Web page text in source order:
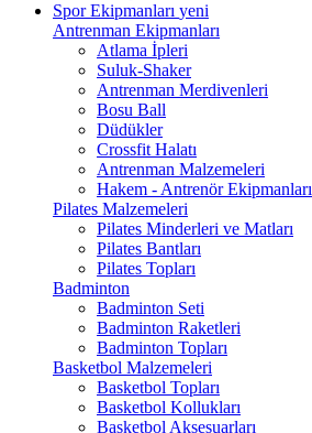
Spor Ekipmanları yeni
Antrenman Ekipmanları
Atlama İpleri
Suluk-Shaker
Antrenman Merdivenleri
Bosu Ball
Düdükler
Crossfit Halatı
Antrenman Malzemeleri
Hakem - Antrenör Ekipmanları
Pilates Malzemeleri
Pilates Minderleri ve Matları
Pilates Bantları
Pilates Topları
Badminton
Badminton Seti
Badminton Raketleri
Badminton Topları
Basketbol Malzemeleri
Basketbol Topları
Basketbol Kollukları
Basketbol Aksesuarları